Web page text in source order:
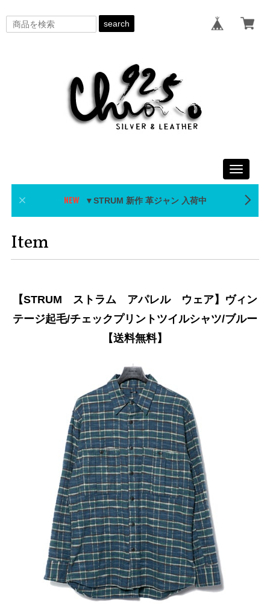
search
Toggle
▼STRUM 新作 革ジャン 入荷中
Item
【STRUM ストラム アパレル ウェア】ヴィン
テージ起毛/チェックプリントツイルシャツ/ブルー
【送料無料】